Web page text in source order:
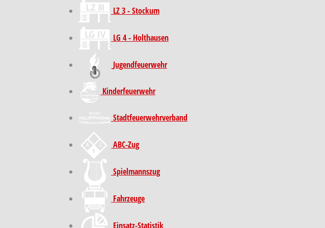
LZ 3 - Stockum
LG 4 - Holthausen
Jugendfeuerwehr
Kinder­feuer­wehr
Stadt­feuer­wehr­verband
ABC-Zug
Spielmannszug
Fahrzeuge
Einsatz-Statistik